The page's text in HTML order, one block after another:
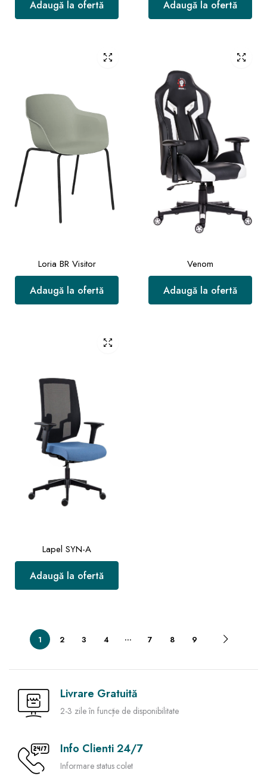
Adaugă la ofertă Adaugă la ofertă
Loria BR Visitor
Adaugă la ofertă
Venom
Adaugă la ofertă
Lapel SYN-A
Adaugă la ofertă
1 2 3 4 … 7 8 9
Livrare Gratuită
2-3 zile în funcție de disponibilitate
Info Clienti 24/7
Informare status colet